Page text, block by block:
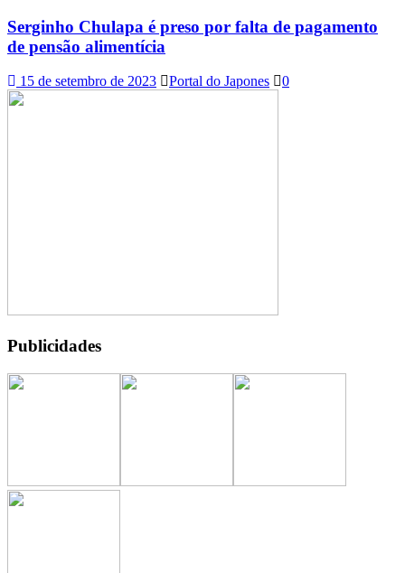
Serginho Chulapa é preso por falta de pagamento
de pensão alimentícia
15 de setembro de 2023 Portal do Japones 0
Publicidades